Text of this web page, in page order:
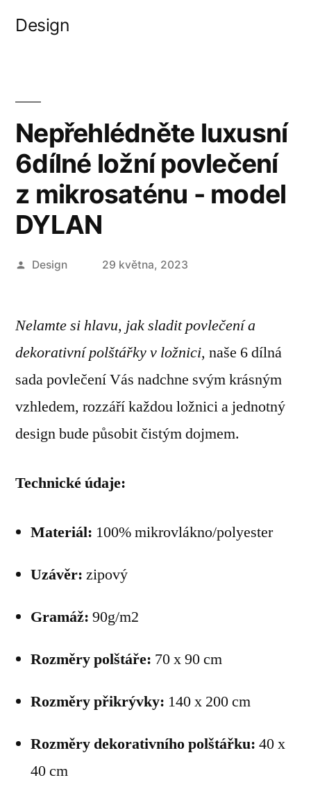
Design
Nepřehlédněte luxusní
6dílné ložní povlečení
z mikrosaténu - model
DYLAN
Autor
Design 29 května, 2023
Nelamte si hlavu, jak sladit povlečení a
dekorativní polštářky v ložnici, naše 6 dílná
sada povlečení Vás nadchne svým krásným
vzhledem, rozzáří každou ložnici a jednotný
design bude působit čistým dojmem.
Technické údaje:
Materiál: 100% mikrovlákno/polyester
Uzávěr: zipový
Gramáž: 90g/m2
Rozměry polštáře: 70 x 90 cm
Rozměry přikrývky: 140 x 200 cm
Rozměry dekorativního polštářku: 40 x
40 cm